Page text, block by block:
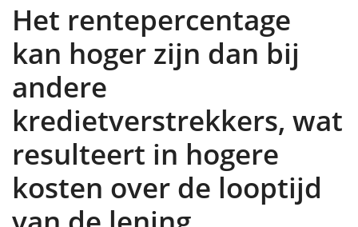
Het rentepercentage
kan hoger zijn dan bij
andere
kredietverstrekkers, wat
resulteert in hogere
kosten over de looptijd